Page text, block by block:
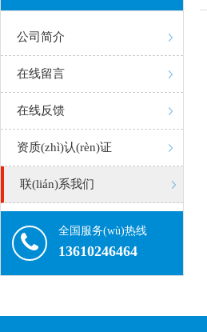
公司简介
在线留言
在线反馈
资质(zhì)认(rèn)证
联(lián)系我们
全国服务(wù)热线
13610246464